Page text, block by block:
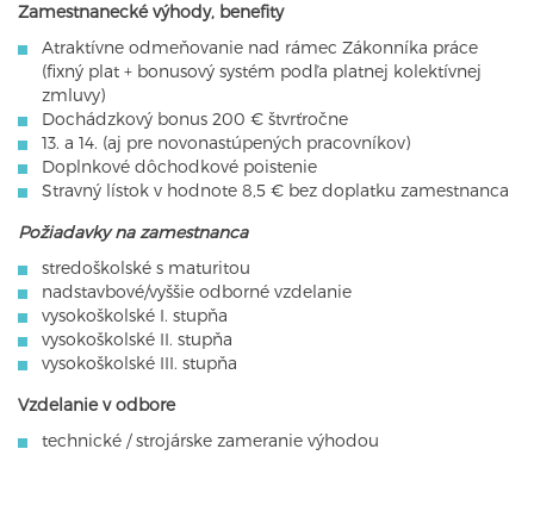
Zamestnanecké výhody, benefity
Atraktívne odmeňovanie nad rámec Zákonníka práce
(fixný plat + bonusový systém podľa platnej kolektívnej
zmluvy)
Dochádzkový bonus 200 € štvrťročne
13. a 14. (aj pre novonastúpených pracovníkov)
Doplnkové dôchodkové poistenie
Stravný lístok v hodnote 8,5 € bez doplatku zamestnanca
Požiadavky na zamestnanca
stredoškolské s maturitou
nadstavbové/vyššie odborné vzdelanie
vysokoškolské I. stupňa
vysokoškolské II. stupňa
vysokoškolské III. stupňa
Vzdelanie v odbore
technické / strojárske zameranie výhodou